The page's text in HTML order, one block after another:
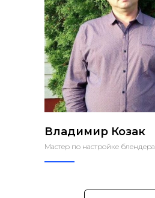
Владимир Козак
Мастер по настройке блендера